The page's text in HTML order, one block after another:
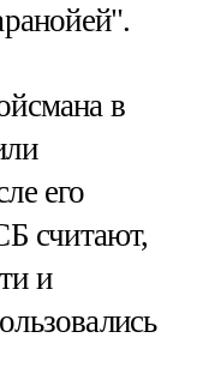
в
его
считают,
и